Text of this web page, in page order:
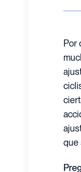
Por
que